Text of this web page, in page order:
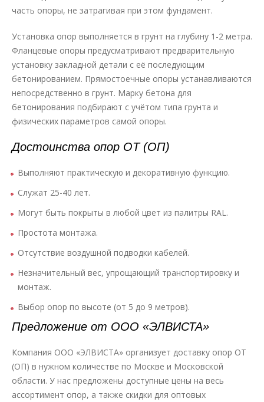
часть опоры, не затрагивая при этом фундамент.
Установка опор выполняется в грунт на глубину 1-2 метра.
Фланцевые опоры предусматривают предварительную
установку закладной детали с её последующим
бетонированием. Прямостоечные опоры устанавливаются
непосредственно в грунт. Марку бетона для
бетонирования подбирают с учётом типа грунта и
физических параметров самой опоры.
Достоинства опор ОТ (ОП)
Выполняют практическую и декоративную функцию.
Служат 25-40 лет.
Могут быть покрыты в любой цвет из палитры RAL.
Простота монтажа.
Отсутствие воздушной подводки кабелей.
Незначительный вес, упрощающий транспортировку и
монтаж.
Выбор опор по высоте (от 5 до 9 метров).
Предложение от ООО «ЭЛВИСТА»
Компания ООО «ЭЛВИСТА» организует доставку опор ОТ
(ОП) в нужном количестве по Москве и Московской
области. У нас предложены доступные цены на весь
ассортимент опор, а также скидки для оптовых